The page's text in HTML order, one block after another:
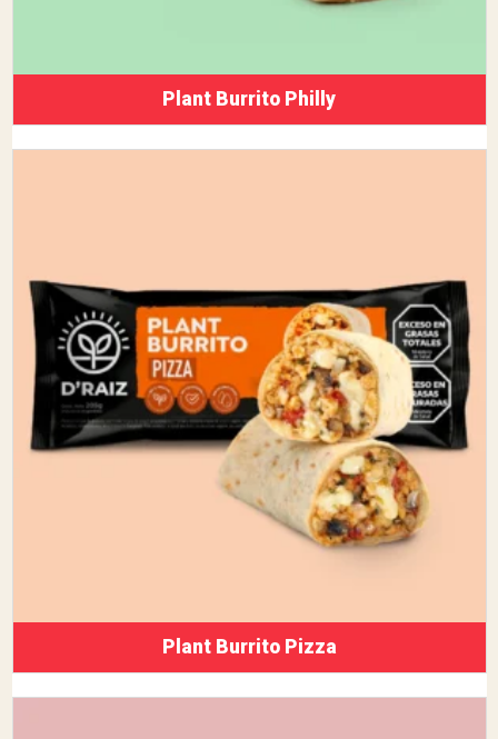
Plant Burrito Philly
Plant Burrito Pizza